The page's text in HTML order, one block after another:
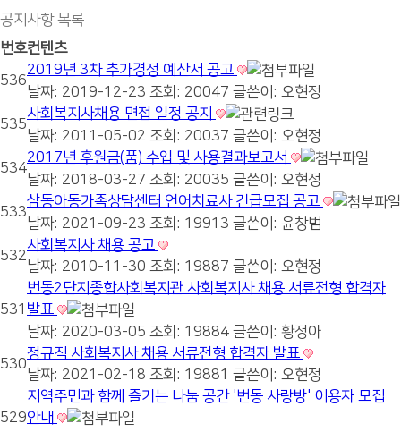
공지사항 목록
번호컨텐츠
536
2019년 3차 추가경정 예산서 공고
날짜: 2019-12-23 조회: 20047 글쓴이: 오현정
535
사회복지사채용 면접 일정 공지
날짜: 2011-05-02 조회: 20037 글쓴이: 오현정
534
2017년 후원금(품) 수입 및 사용결과보고서
날짜: 2018-03-27 조회: 20035 글쓴이: 오현정
533
삼동아동가족상담센터 언어치료사 긴급모집 공고
날짜: 2021-09-23 조회: 19913 글쓴이: 윤창범
532
사회복지사 채용 공고
날짜: 2010-11-30 조회: 19887 글쓴이: 오현정
531
번동2단지종합사회복지관 사회복지사 채용 서류전형 합격자
발표
날짜: 2020-03-05 조회: 19884 글쓴이: 황정아
530
정규직 사회복지사 채용 서류전형 합격자 발표
날짜: 2021-02-18 조회: 19881 글쓴이: 오현정
529
지역주민과 함께 즐기는 나눔 공간 '번동 사랑방' 이용자 모집
안내